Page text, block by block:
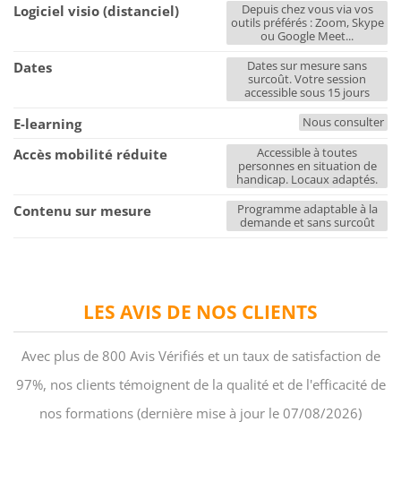
LES AVIS DE NOS CLIENTS
Avec plus de 800 Avis Vérifiés et un taux de satisfaction de
97%, nos clients témoignent de la qualité et de l'efficacité de
nos formations (dernière mise à jour le 07/08/2026)
Logiciel visio (distanciel)
Depuis chez vous via vos
outils préférés : Zoom, Skype
ou Google Meet...
Dates
Dates sur mesure sans
surcoût. Votre session
accessible sous 15 jours
E-learning Nous consulter
Accès mobilité réduite
Accessible à toutes
personnes en situation de
handicap. Locaux adaptés.
Contenu sur mesure
Programme adaptable à la
demande et sans surcoût